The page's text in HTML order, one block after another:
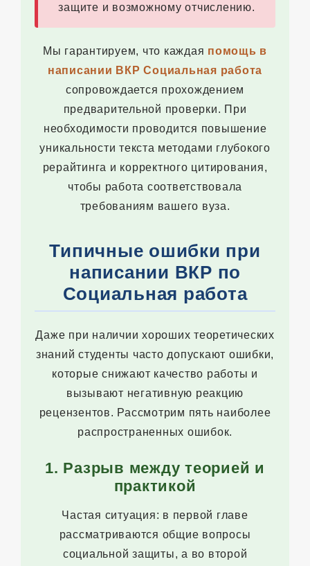
защите и возможному отчислению.
Мы гарантируем, что каждая помощь в
написании ВКР Социальная работа
сопровождается прохождением
предварительной проверки. При
необходимости проводится повышение
уникальности текста методами глубокого
рерайтинга и корректного цитирования,
чтобы работа соответствовала
требованиям вашего вуза.
Типичные ошибки при
написании ВКР по
Социальная работа
Даже при наличии хороших теоретических
знаний студенты часто допускают ошибки,
которые снижают качество работы и
вызывают негативную реакцию
рецензентов. Рассмотрим пять наиболее
распространенных ошибок.
1. Разрыв между теорией и
практикой
Частая ситуация: в первой главе
рассматриваются общие вопросы
социальной защиты, а во второй